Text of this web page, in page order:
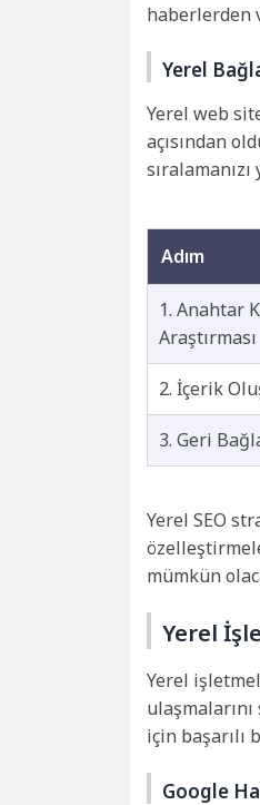
haberlerden
Yerel
Yerel web
açısından
Adım
1. Anahtar
Araştırması
2. İçerik
3. Geri
Yerel SEO
mümkün
Yerel
Yerel
için başarılı
Google